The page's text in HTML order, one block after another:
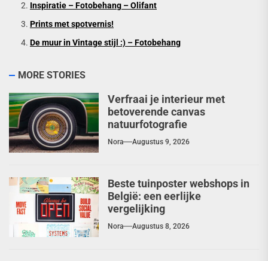
Inspiratie – Fotobehang – Olifant
Prints met spotvernis!
De muur in Vintage stijl :) – Fotobehang
MORE STORIES
Verfraai je interieur met
betoverende canvas
natuurfotografie
Nora Augustus 9, 2026
Beste tuinposter webshops in
België: een eerlijke
vergelijking
Nora Augustus 8, 2026